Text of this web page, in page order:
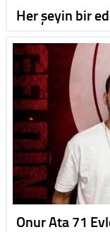
Her şeyin bir
Onur Ata 71